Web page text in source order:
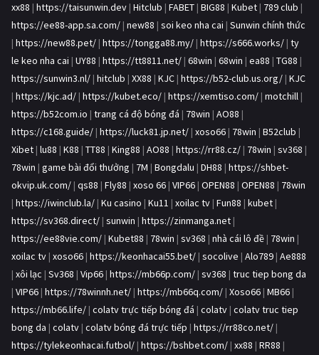
xx88 | https://taisunwin.dev | Hitclub | FABET | BIG88 | Kubet | 789 club |
https://ee88-app.sa.com/ | new88 | soi keo nha cai | Sunwin chính thức
| https://new88.pet/ | https://tongga88.my/ | https://s666.works/ | ty
le keo nha cai | UY88 | https://tt8811.net/ | 68win | 68win | ea88 | TG88 |
https://sunwin3.nl/ | hitclub | XX88 | KJC | https://b52-club.us.org/ | KJC
| https://kjc.ad/ | https://kubet.eco/ | https://xemtiso.com/ | motchill |
https://b52com.io | trang cá độ bóng đá | 78win | AO88 |
https://c168.guide/ | https://luck81.jp.net/ | xoso66 | 78win | B52club |
Xibet | lu88 | K88 | TT88 | King88 | AO88 | https://rr88.cz/ | 78win | sv368 |
78win | game bài đổi thưởng | 7M | Bongdalu | DH88 | https://shbet-
okvip.uk.com/ | qs88 | Fly88 | xoso 66 | VIP66 | OPEN88 | OPEN88 | 78win
| https://iwinclub.la/ | Ku casino | Ku11 | xoilac tv | Fun88 | kubet |
https://sv368.direct/ | sunwin | https://zinmanga.net |
https://ee88vie.com/ | Kubet88 | 78win | sv368 | nhà cái lô đề | 78win |
xoilac tv | xoso66 | https://keonhacai55.bet/ | socolive | Alo789 | Ae888
| xôi lạc | Sv368 | Vip66 | https://mb66p.com/ | sv368 | truc tiep bong da
| VIP66 | https://78winnh.net/ | https://mb66q.com/ | Xoso66 | MB66 |
https://mb66.life/ | colatv trực tiếp bóng đá | colatv | colatv truc tiep
bong da | colatv | colatv bóng đá trực tiếp | https://rr88co.net/ |
https://tylekeonhacai.futbol/ | https://bshbet.com/ | xx88 | RR88 |